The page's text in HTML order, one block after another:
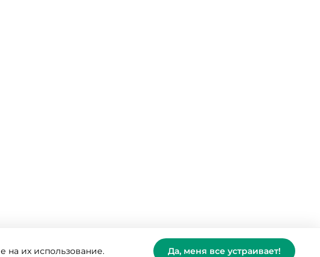
на их использование. Да, меня все устраивает!